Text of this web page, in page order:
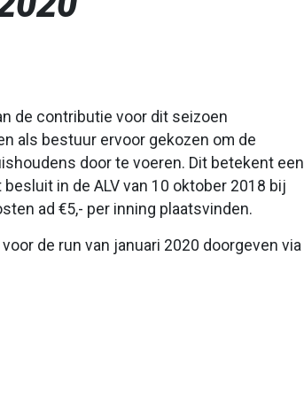
de contributie voor dit seizoen
als bestuur ervoor gekozen om de
door te voeren. Dit betekent een
in de ALV van 10 oktober 2018 bij
ad €5,- per inning plaatsvinden.
de run van januari 2020 doorgeven via